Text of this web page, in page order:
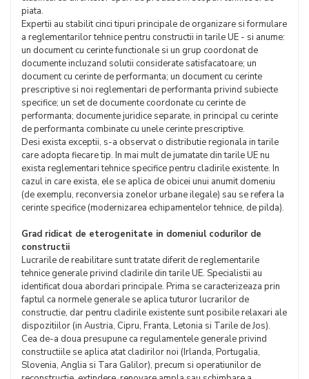
piata.
Expertii au stabilit cinci tipuri principale de organizare si formulare
a reglementarilor tehnice pentru constructii in tarile UE - si anume:
un document cu cerinte functionale si un grup coordonat de
documente incluzand solutii considerate satisfacatoare; un
document cu cerinte de performanta; un document cu cerinte
prescriptive si noi reglementari de performanta privind subiecte
specifice; un set de documente coordonate cu cerinte de
performanta; documente juridice separate, in principal cu cerinte
de performanta combinate cu unele cerinte prescriptive.
Desi exista exceptii, s-a observat o distributie regionala in tarile
care adopta fiecare tip. In mai mult de jumatate din tarile UE nu
exista reglementari tehnice specifice pentru cladirile existente. In
cazul in care exista, ele se aplica de obicei unui anumit domeniu
(de exemplu, reconversia zonelor urbane ilegale) sau se refera la
cerinte specifice (modernizarea echipamentelor tehnice, de pilda).
Grad ridicat de eterogenitate in domeniul codurilor de
constructii
Lucrarile de reabilitare sunt tratate diferit de reglementarile
tehnice generale privind cladirile din tarile UE. Specialistii au
identificat doua abordari principale. Prima se caracterizeaza prin
faptul ca normele generale se aplica tuturor lucrarilor de
constructie, dar pentru cladirile existente sunt posibile relaxari ale
dispozitiilor (in Austria, Cipru, Franta, Letonia si Tarile de Jos).
Cea de-a doua presupune ca regulamentele generale privind
constructiile se aplica atat cladirilor noi (Irlanda, Portugalia,
Slovenia, Anglia si Tara Galilor), precum si operatiunilor de